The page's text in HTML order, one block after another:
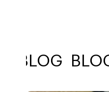
BLOG BLOG